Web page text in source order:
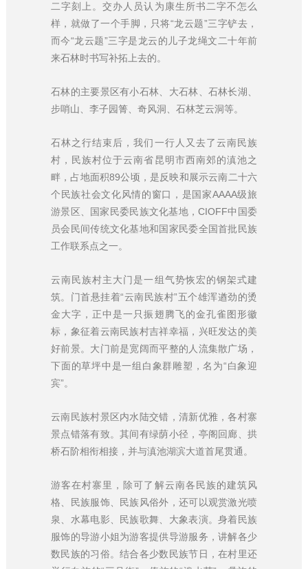
二字刻上。交办人员认为康生所书二字不怎么
样，就做了一个手脚，只将“龙云题”三字铲去，
而今“龙云题”三字是龙云的儿子龙绳文二十年前
来石林时书写补拓上去的。
石林的主要景区有小石林、大石林、石林长湖、
步哨山、李子园箐、奇风洞、石林芝云洞等。
石林之行结束后，我们一行人又去了云南民族
村，民族村位于云南省昆明市西南郊的滇池之
畔，占地面积89公顷，是反映和展示云南二十六
个民族社会文化风情的窗口，是国家AAAA级旅
游景区、国家民委民族文化基地，CIOFF中国委
员会民间传统文化基地和国家民委全国首批民族
工作联系点之一。
云南民族村主大门是一组气势恢宏的钢架式建
筑。门首悬挂着“云南民族村”五个雄浑遒劲的烫
金大字，正中是一只振翅腾飞的金孔雀图形徽
标，象征着云南民族村吉祥幸福，兴旺发达的美
好前景。大门前是宽阔而平整的人流集散广场，
下面的草坪中是一组白象群雕塑，名为“白象迎
宾”。
云南民族村景区内水陆交错，清新优雅，各村寨
景点错落有致。其间有绿荫小径，亭阁回廊、拱
桥石阶相衔相接，并与滇池湖滨大道首尾贯通。
游客在村寨里，除可了解云南各民族的建筑风
格、民族服饰、民族风俗外，还可以观赏激光喷
泉、水幕电影、民族歌舞、大象表演。身着民族
服饰的导游小姐为游客提供导游服务，讲解各少
数民族的习俗。结合各少数民族节日，在村里还